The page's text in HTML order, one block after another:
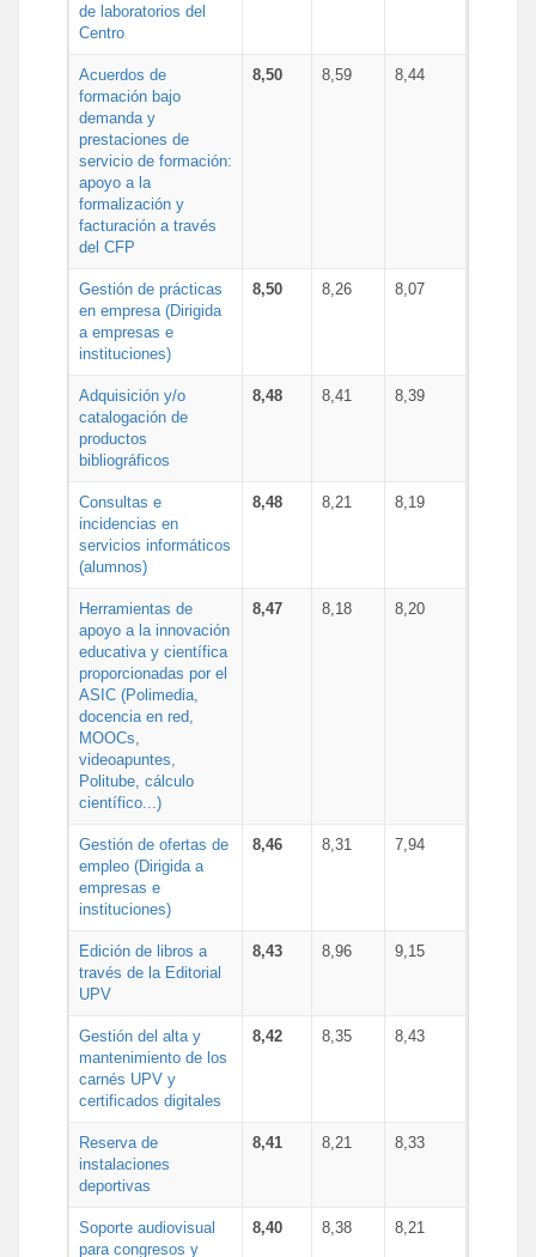
de laboratorios del
Centro
Acuerdos de
formación bajo
demanda y
prestaciones de
servicio de formación:
apoyo a la
formalización y
facturación a través
del CFP
8,50 8,59 8,44
Gestión de prácticas
en empresa (Dirigida
a empresas e
instituciones)
8,50 8,26 8,07
Adquisición y/o
catalogación de
productos
bibliográficos
8,48 8,41 8,39
Consultas e
incidencias en
servicios informáticos
(alumnos)
8,48 8,21 8,19
Herramientas de
apoyo a la innovación
educativa y científica
proporcionadas por el
ASIC (Polimedia,
docencia en red,
MOOCs,
videoapuntes,
Politube, cálculo
científico...)
8,47 8,18 8,20
Gestión de ofertas de
empleo (Dirigida a
empresas e
instituciones)
8,46 8,31 7,94
Edición de libros a
través de la Editorial
UPV
8,43 8,96 9,15
Gestión del alta y
mantenimiento de los
carnés UPV y
certificados digitales
8,42 8,35 8,43
Reserva de
instalaciones
deportivas
8,41 8,21 8,33
Soporte audiovisual
para congresos y
8,40 8,38 8,21